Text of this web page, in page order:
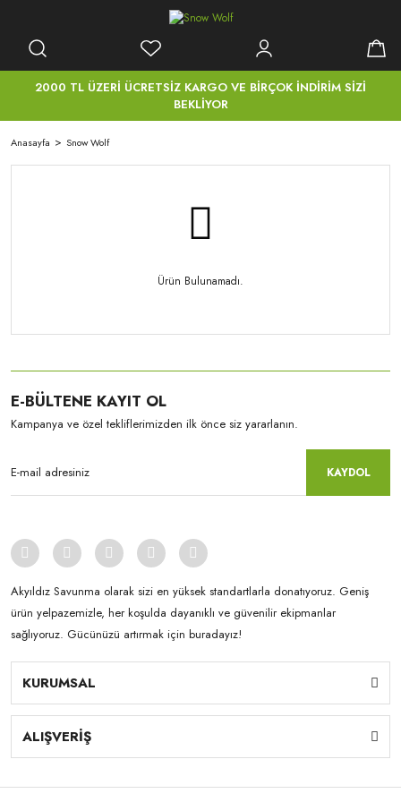
2000 TL ÜZERİ ÜCRETSİZ KARGO VE BİRÇOK İNDİRİM SİZİ
BEKLİYOR
Anasayfa Snow Wolf
Ürün Bulunamadı.
E-BÜLTENE KAYIT OL
Kampanya ve özel tekliflerimizden ilk önce siz yararlanın.
KAYDOL
Akyıldız Savunma olarak sizi en yüksek standartlarla donatıyoruz. Geniş
ürün yelpazemizle, her koşulda dayanıklı ve güvenilir ekipmanlar
sağlıyoruz. Gücünüzü artırmak için buradayız!
KURUMSAL
ALIŞVERİŞ